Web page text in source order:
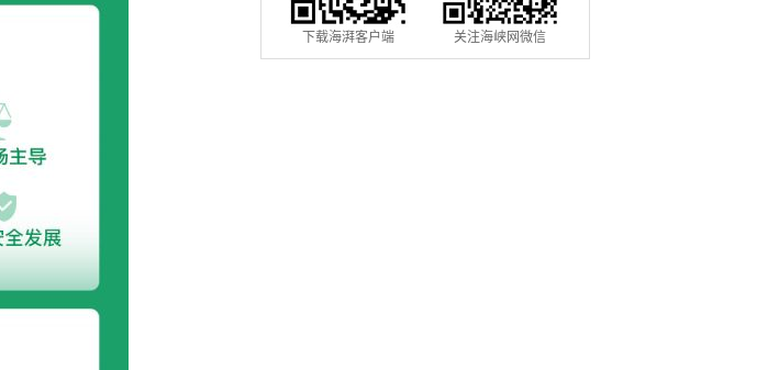
下载海湃客户端 关注海峡网微信